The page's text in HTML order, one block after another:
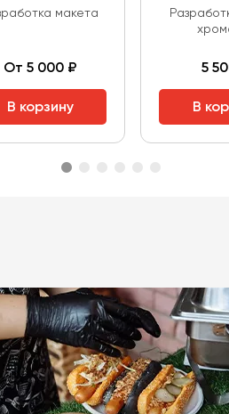
макета
От 5 000 ₽
В корзину
5
В